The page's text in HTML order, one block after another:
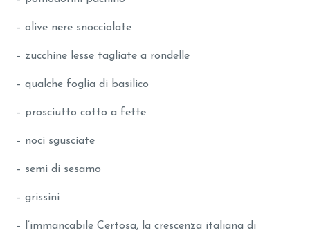
– olive nere snocciolate
– zucchine lesse tagliate a rondelle
– qualche foglia di basilico
– prosciutto cotto a fette
– noci sgusciate
– semi di sesamo
– grissini
– l’immancabile Certosa, la crescenza italiana di